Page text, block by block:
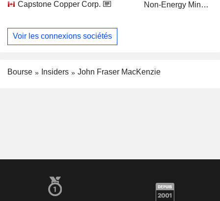
Capstone Copper Corp.
Non-Energy Minerals
Voir les connexions sociétés
Bourse Insiders John Fraser MacKenzie